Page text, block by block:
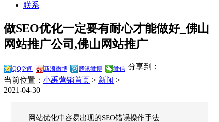
联系
做SEO优化一定要有耐心才能做好_佛山
网站推广公司,佛山网站推广
分享到：
QQ空间 新浪微博 腾讯微博 微信
当前位置： 小禹营销首页 > 新闻 >
2021-04-30
网站优化中容易出现的SEO错误操作手法